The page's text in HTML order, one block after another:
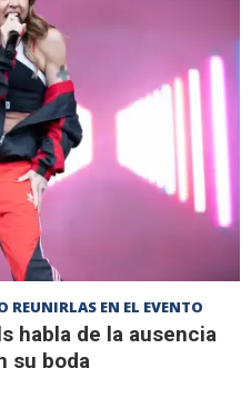
EN EL EVENTO
habla de la ausencia
su boda